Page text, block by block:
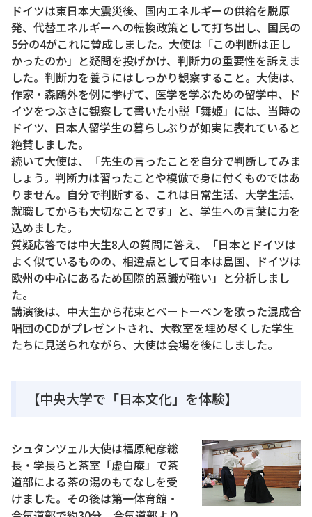
ドイツは東日本大震災後、国内エネルギーの供給を脱原
発、代替エネルギーへの転換政策として打ち出し、国民の
5分の4がこれに賛成しました。大使は「この判断は正し
かったのか」と疑問を投げかけ、判断力の重要性を訴えま
した。判断力を養うにはしっかり観察すること。大使は、
作家・森鴎外を例に挙げて、医学を学ぶための留学中、ド
イツをつぶさに観察して書いた小説「舞姫」には、当時の
ドイツ、日本人留学生の暮らしぶりが如実に表れていると
絶賛しました。
続いて大使は、「先生の言ったことを自分で判断してみま
しょう。判断力は習ったことや模倣で身に付くものではあ
りません。自分で判断する、これは日常生活、大学生活、
就職してからも大切なことです」と、学生への言葉に力を
込めました。
質疑応答では中大生8人の質問に答え、「日本とドイツは
よく似ているものの、相違点として日本は島国、ドイツは
欧州の中心にあるため国際的意識が強い」と分析しまし
た。
講演後は、中大生から花束とベートーベンを歌った混成合
唱団のCDがプレゼントされ、大教室を埋め尽くした学生
たちに見送られながら、大使は会場を後にしました。
【中央大学で「日本文化」を体験】
シュタンツェル大使は福原紀彦総
長・学長らと茶室「虚白庵」で茶
道部による茶の湯のもてなしを受
けました。その後は第一体育館・